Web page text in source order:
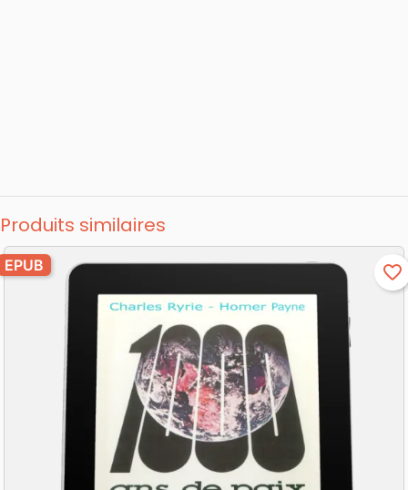
Produits similaires
EPUB favorite_border